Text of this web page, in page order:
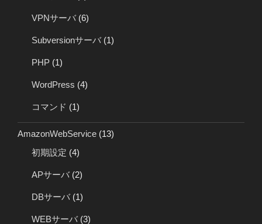
VPNサーバ(6)
Subversionサーバ(1)
PHP (1)
WordPress (4)
コマンド (1)
AmazonWebService (13)
初期設定 (4)
APサーバ(2)
DBサーバ(1)
WEBサーバ(3)